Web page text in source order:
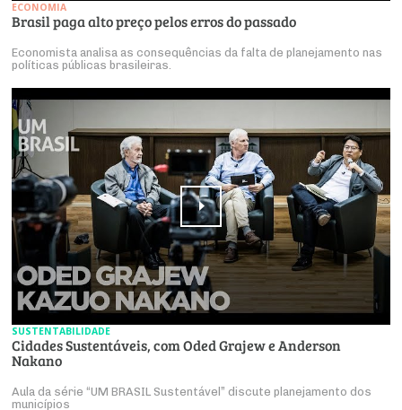
ECONOMIA
Brasil paga alto preço pelos erros do passado
Economista analisa as consequências da falta de planejamento nas
políticas públicas brasileiras.
SUSTENTABILIDADE
Cidades Sustentáveis, com Oded Grajew e Anderson
Nakano
Aula da série “UM BRASIL Sustentável” discute planejamento dos
municípios